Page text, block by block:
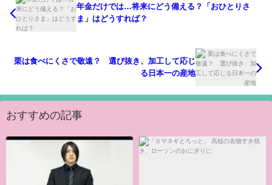
年金だけでは…将来にどう備える？「おひとりさ
ま」はどうすれば？
栗は食べにくさで敬遠？ 選び抜き、加工して応じ
る日本一の産地
おすすめの記事